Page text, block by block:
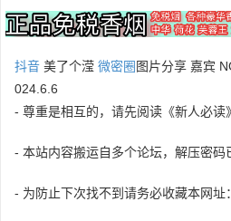
抖音 美了个滢 微密圈 图片分享 嘉宾
024.6.6
- 尊重是相互的，请先阅读《新人必读
- 本站内容搬运自多个论坛，解压密码
- 为防止下次找不到请务必收藏本网址：